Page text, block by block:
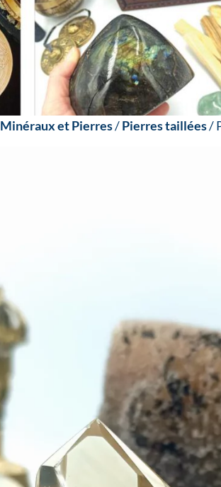
Minéraux et Pierres/Pierres taillées/